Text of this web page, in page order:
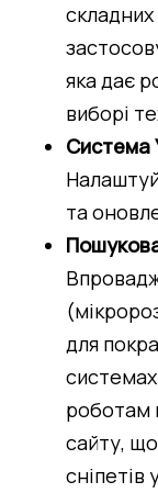
яка дає
виборі
Система
та
Пошукова
для
роботам
сайту,
сніпетів